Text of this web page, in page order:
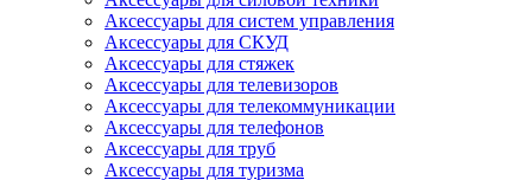
Аксессуары для систем управления
Аксессуары для СКУД
Аксессуары для стяжек
Аксессуары для телевизоров
Аксессуары для телекоммуникации
Аксессуары для телефонов
Аксессуары для труб
Аксессуары для туризма